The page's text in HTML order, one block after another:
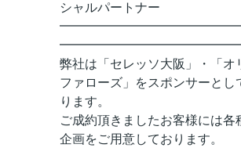
シャルパートナー
弊社は「セレッソ大阪」・「オ
ファローズ」をスポンサーとし
ります。
ご成約頂きましたお客様には各
企画をご用意しております。